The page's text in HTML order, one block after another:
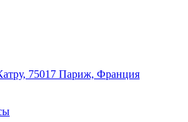
75017 Париж, Франция